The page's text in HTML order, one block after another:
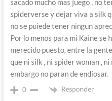
sacado mucho mas juego , no
spiderverse y dejar viva a silk
no se puiede tener ningun
Por lo menos para mi Kaine se
merecido puesto, entre la
que ni silk , ni spider woman ,
embargo no paran de endiosar.
0 Responder